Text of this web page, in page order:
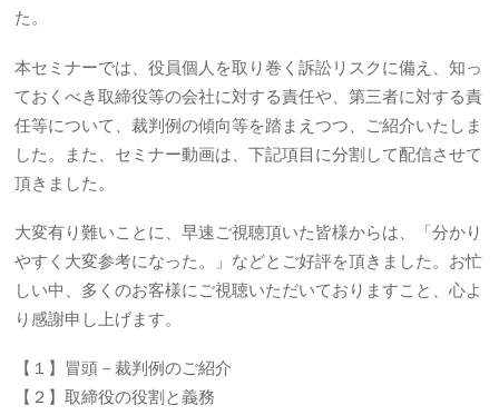
た。
本セミナーでは、役員個人を取り巻く訴訟リスクに備え、知っ
ておくべき取締役等の会社に対する責任や、第三者に対する責
任等について、裁判例の傾向等を踏まえつつ、ご紹介いたしま
した。また、セミナー動画は、下記項目に分割して配信させて
頂きました。
大変有り難いことに、早速ご視聴頂いた皆様からは、「分かり
やすく大変参考になった。」などとご好評を頂きました。お忙
しい中、多くのお客様にご視聴いただいておりますこと、心よ
り感謝申し上げます。
【１】冒頭－裁判例のご紹介
【２】取締役の役割と義務